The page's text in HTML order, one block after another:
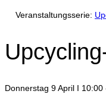
Veranstaltungsserie:
Donnerstag 9 April I 10:00